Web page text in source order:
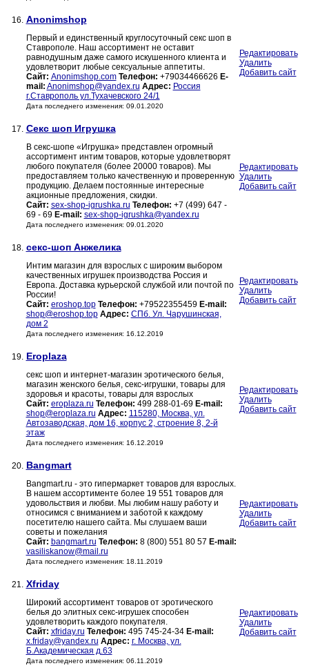
16. Anonimshop
Первый и единственный круглосуточный секс шоп в
Ставрополе. Наш ассортимент не оставит
равнодушным даже самого искушенного клиента и
удовлетворит любые сексуальные аппетиты.
Сайт: Anonimshop.com Телефон: +79034466626 E-
mail: Anonimshop@yandex.ru Адрес: Россия
г.Ставрополь ул.Тухачевского 24/1
Дата последнего изменения: 09.01.2020
Редактировать
Удалить
Добавить сайт
17. Секс шоп Игрушка
В секс-шопе «Игрушка» представлен огромный
ассортимент интим товаров, которые удовлетворят
любого покупателя (более 20000 товаров). Мы
предоставляем только качественную и проверенную
продукцию. Делаем постоянные интересные
акционные предложения, скидки.
Сайт: sex-shop-igrushka.ru Телефон: +7 (499) 647 -
69 - 69 E-mail: sex-shop-igrushka@yandex.ru
Дата последнего изменения: 09.01.2020
Редактировать
Удалить
Добавить сайт
18. секс-шоп Анжелика
Интим магазин для взрослых с широким выбором
качественных игрушек производства Россия и
Европа. Доставка курьерской службой или почтой по
России!
Сайт: eroshop.top Телефон: +79522355459 E-mail:
shop@eroshop.top Адрес: СПб. Ул. Чарушинская,
дом 2
Дата последнего изменения: 16.12.2019
Редактировать
Удалить
Добавить сайт
19. Eroplaza
секс шоп и интернет-магазин эротического белья,
магазин женского белья, секс-игрушки, товары для
здоровья и красоты, товары для взрослых
Сайт: eroplaza.ru Телефон: 499 288-01-69 E-mail:
shop@eroplaza.ru Адрес: 115280, Москва, ул.
Автозаводская, дом 16, корпус 2, строение 8, 2-й
этаж
Дата последнего изменения: 16.12.2019
Редактировать
Удалить
Добавить сайт
20. Bangmart
Bangmart.ru - это гипермаркет товаров для взрослых.
В нашем ассортименте более 19 551 товаров для
удовольствия и любви. Мы любим нашу работу и
относимся с вниманием и заботой к каждому
посетителю нашего сайта. Мы слушаем ваши
советы и пожелания
Сайт: bangmart.ru Телефон: 8 (800) 551 80 57 E-mail:
vasiliskanow@mail.ru
Дата последнего изменения: 18.11.2019
Редактировать
Удалить
Добавить сайт
21. Xfriday
Широкий ассортимент товаров от эротического
белья до элитных секс-игрушек способен
удовлетворить каждого покупателя.
Сайт: xfriday.ru Телефон: 495 745-24-34 E-mail:
x.friday@yandex.ru Адрес: г. Москва, ул.
Б.Академическая д.63
Дата последнего изменения: 06.11.2019
Редактировать
Удалить
Добавить сайт